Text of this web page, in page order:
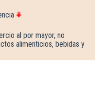
al por mayor, no
alimenticios, bebidas y